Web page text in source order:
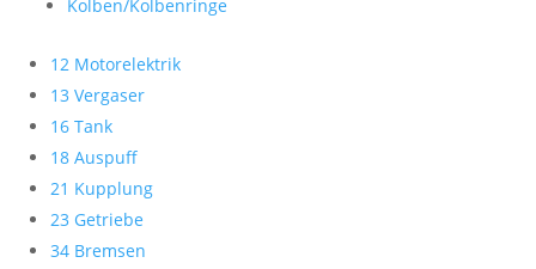
Kolben/Kolbenringe
12 Motorelektrik
13 Vergaser
16 Tank
18 Auspuff
21 Kupplung
23 Getriebe
34 Bremsen